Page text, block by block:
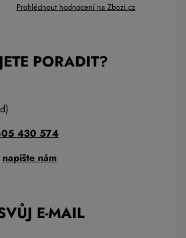
Prohlédnout hodnocení na Zbozi.cz
PORADIT?
430 574
napište nám
E-MAIL